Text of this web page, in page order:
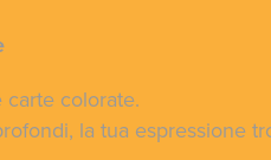
colorate.
la tua espressione